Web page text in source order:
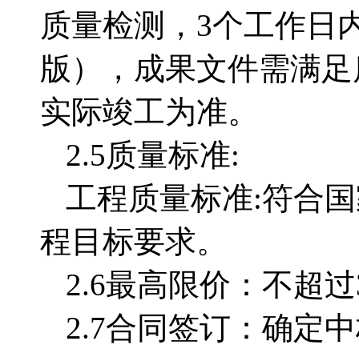
质量检测， 3个工作日
版），成果文件需满
实际竣工为准。
2.5质量标准:
工程质量标准:符合
程目标要求。
2.6最高限价：不超过
2.7合同签订：确定